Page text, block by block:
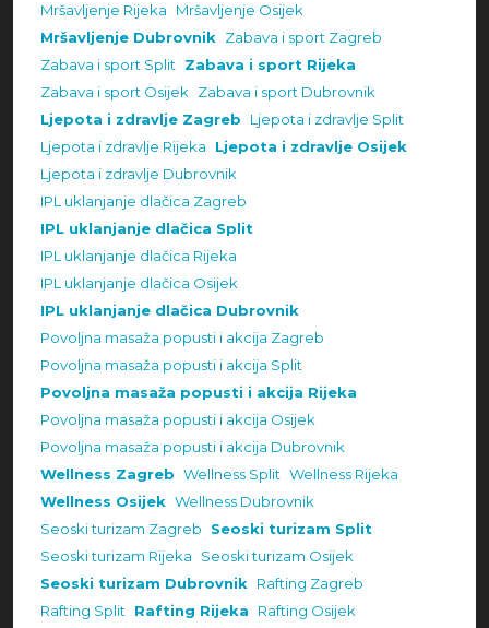
Mršavljenje Rijeka
Mršavljenje Osijek
Mršavljenje Dubrovnik Zabava i sport Zagreb
Zabava i sport Split Zabava i sport Rijeka
Zabava i sport Osijek Zabava i sport Dubrovnik
Ljepota i zdravlje Zagreb
Ljepota i zdravlje Split
Ljepota i zdravlje Rijeka
Ljepota i zdravlje Osijek
Ljepota i zdravlje Dubrovnik
IPL uklanjanje dlačica Zagreb
IPL uklanjanje dlačica Split
IPL uklanjanje dlačica Rijeka
IPL uklanjanje dlačica Osijek
IPL uklanjanje dlačica Dubrovnik
Povoljna masaža popusti i akcija Zagreb
Povoljna masaža popusti i akcija Split
Povoljna masaža popusti i akcija Rijeka
Povoljna masaža popusti i akcija Osijek
Povoljna masaža popusti i akcija Dubrovnik
Wellness Zagreb Wellness Split Wellness Rijeka
Wellness Osijek Wellness Dubrovnik
Seoski turizam Zagreb
Seoski turizam Split
Seoski turizam Rijeka
Seoski turizam Osijek
Seoski turizam Dubrovnik Rafting Zagreb
Rafting Split Rafting Rijeka
Rafting Osijek